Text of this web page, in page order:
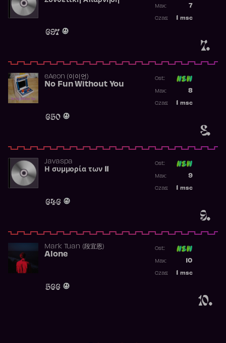
7.
697
7
Max:
msc
Czas:
8.
​eAeon (이이언)
No Fun Without You
650
Ost:
8
Max:
msc
Czas:
9.
Javaspa
Η συμμορία των 11
646
Ost:
9
Max:
msc
Czas:
10.
Mark Tuan (段宜恩)
Alone
566
Ost:
10
Max:
msc
Czas: